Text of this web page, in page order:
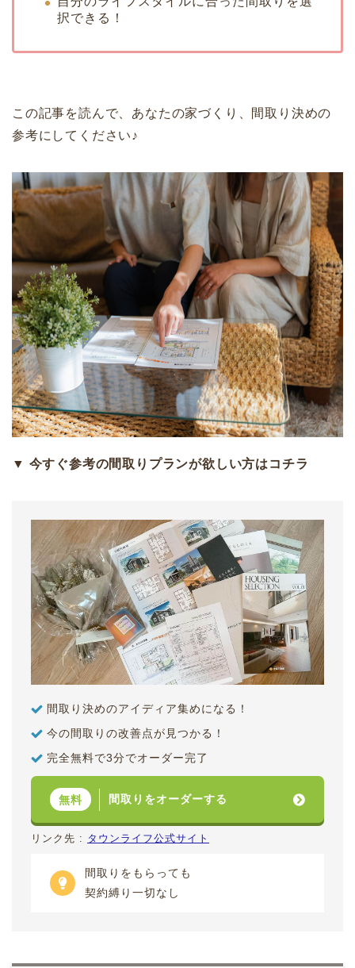
択できる！
この記事を読んで、あなたの家づくり、間取り決めの
参考にしてください♪
▼ 今すぐ参考の間取りプランが欲しい方はコチラ
間取り決めのアイディア集めになる！
今の間取りの改善点が見つかる！
完全無料で3分でオーダー完了
無料 間取りをオーダーする
リンク先 : タウンライフ公式サイト
間取りをもらっても
契約縛り一切なし